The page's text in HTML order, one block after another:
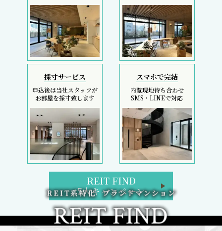
採寸サービス
申込後は当社スタッフが
お部屋を採寸致します
スマホで完結
内覧現地待ち合わせ
SMS・LINEで対応
REIT FIND
5大キャンペーン